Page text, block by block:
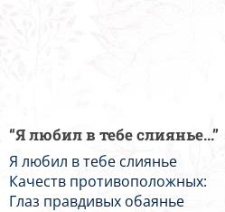
“Я любил в тебе слиянье...”
Я любил в тебе слиянье
Качеств противоположных:
Глаз правдивых обаянье